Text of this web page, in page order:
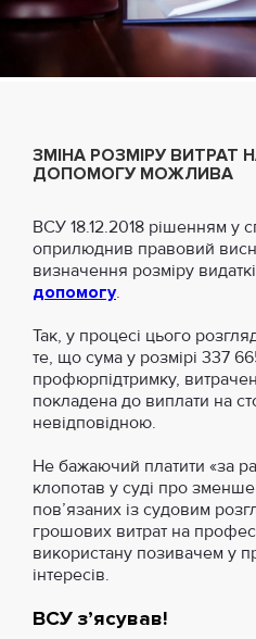
ЗМІНА РОЗМІРУ ВИТРАТ
ДОПОМОГУ МОЖЛИВА
ВСУ 18.12.2018 рішенням у
оприлюднив правовий
визначення розміру
допомогу.
Так, у процесі цього
те, що сума у ​​розмірі 337
профюрпідтримку,
покладена до виплати на
невідповідною.
Не бажаючий платити «за
клопотав у суді про
пов’язаних із судовим
грошових витрат на
використану позивачем у
інтересів.
ВСУ з’ясував!